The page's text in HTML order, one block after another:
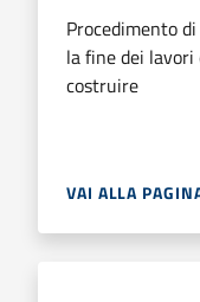
Procedimento
la fine dei
costruire
VAI ALLA